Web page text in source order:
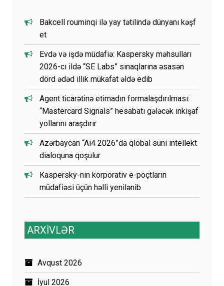
Bakcell rouminqi ilə yay tətilində dünyanı kəşf
et
Evdə və işdə müdafiə: Kaspersky məhsulları
2026-cı ildə “SE Labs” sınaqlarına əsasən
dörd ədəd illik mükafat əldə edib
Agent ticarətinə etimadın formalaşdırılması:
“Mastercard Signals” hesabatı gələcək inkişaf
yollarını araşdırır
Azərbaycan “Ai4 2026”da qlobal süni intellekt
dialoquna qoşulur
Kaspersky-nin korporativ e-poçtların
müdafiəsi üçün həlli yenilənib
ARXİVLƏR
Avqust 2026
İyul 2026